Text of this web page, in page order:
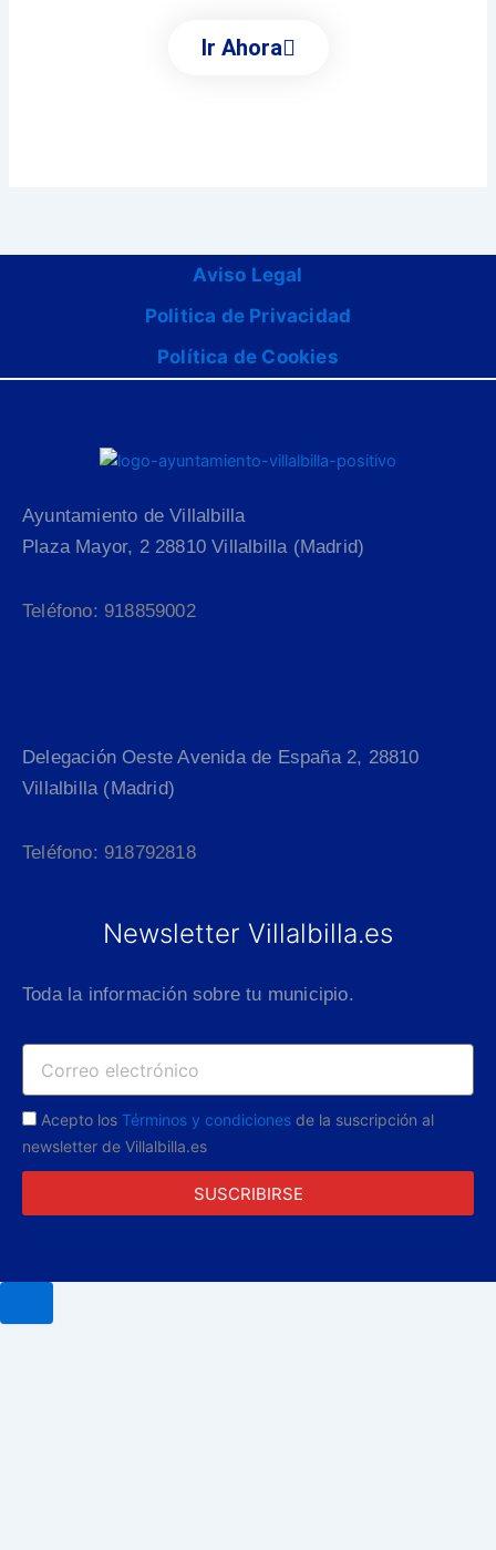
Ir Ahora
Aviso Legal
Politica de Privacidad
Política de Cookies
Ayuntamiento de Villalbilla
Plaza Mayor, 2 28810 Villalbilla (Madrid)
Teléfono: 918859002
Delegación Oeste Avenida de España 2, 28810
Villalbilla (Madrid)
Teléfono: 918792818
Newsletter Villalbilla.es
Toda la información sobre tu municipio.
Acepto los Términos y condiciones de la suscripción al
newsletter de Villalbilla.es
SUSCRIBIRSE